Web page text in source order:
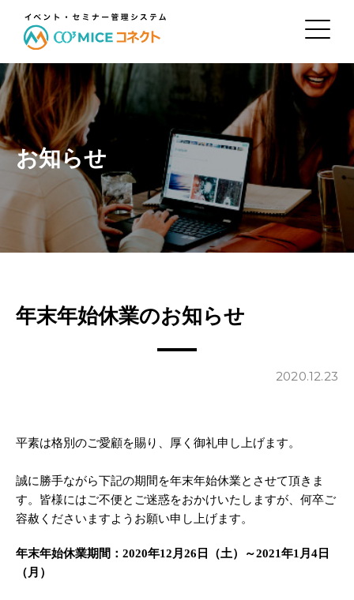
お知らせ
年末年始休業のお知らせ
2020.12.23
平素は格別のご愛顧を賜り、厚く御礼申し上げます。
誠に勝手ながら下記の期間を年末年始休業とさせて頂きま
す。皆様にはご不便とご迷惑をおかけいたしますが、何卒ご
容赦くださいますようお願い申し上げます。
年末年始休業期間：2020年12月26日（土）～2021年1月4日
（月）